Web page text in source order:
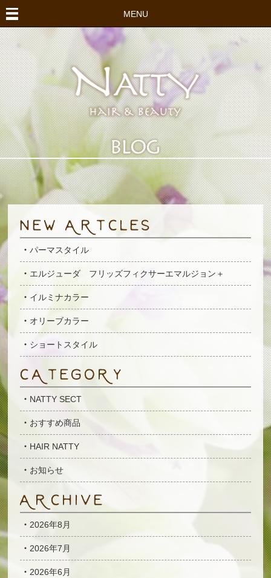
MENU
パーマスタイル
エルジューダ フリッズフィクサーエマルジョン＋
イルミナカラー
オリーブカラー
ショートスタイル
NATTY SECT
おすすめ商品
HAIR NATTY
お知らせ
2026年8月
2026年7月
2026年6月